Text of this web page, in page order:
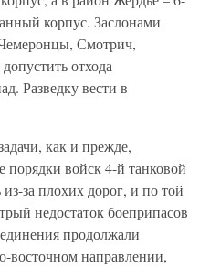
корпус. Заслонами
Смотрич,
отхода
Разведку вести в
как и прежде,
порядки войск 4-й танковой
за плохих дорог, и по той
недостаток боеприпасов
продолжали
восточном направлении,